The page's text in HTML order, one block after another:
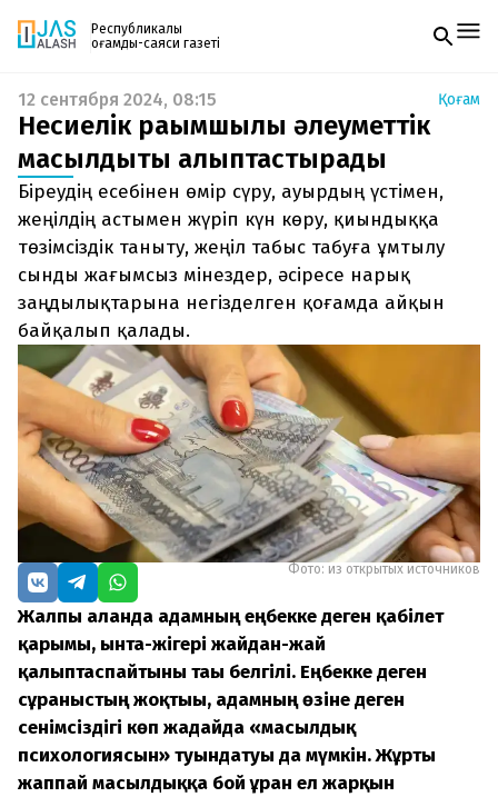
Республикалық
қоғамдық-саяси газеті
Жаңалықтар
Спорт
Live
Руханият
Аймақ
Архив
Заң және тәртіп
Редакциямен байланыс
+7 708 604 51 06
Жарнама бөлімі
+7 701 220 64 52
Пошта
zhasalash100@gmail.com
Газетке жазылу
PDF форматтағы газетті ай сайын электронды
поштаңызға алып отырыңыз. Жаңа нөмір
шыққан сәтте сізге бірден жіберіледі. Тек email
енгізіңіз, біз қалғанын өзіміз жібереміз.
12 сентября 2024, 08:15 Қоғам
Несиелік рақымшылық әлеуметтік
масылдықты қалыптастырады
Біреудің есебінен өмір сүру, ауырдың үстімен,
жеңілдің астымен жүріп күн көру, қиындыққа
төзімсіздік таныту, жеңіл табыс табуға ұмтылу
сынды жағымсыз мінездер, әсіресе нарық
заңдылықтарына негізделген қоғамда айқын
байқалып қалады.
Фото: из открытых источников
Жалпы алғанда адамның еңбекке деген қабілет
қарымы, ынта-жігері жайдан-жай
қалыптаспайтыны тағы белгілі. Еңбекке деген
сұраныстың жоқтығы, адамның өзіне деген
сенімсіздігі көп жағдайда «масылдық
психологиясын» туындатуы да мүмкін. Жұрты
жаппай масылдыққа бой ұрған ел жарқын